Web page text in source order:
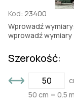
Kod: 23400
Wprowadź
wprowadź wymiary
Szerokość:
50 cm = 0.5 m